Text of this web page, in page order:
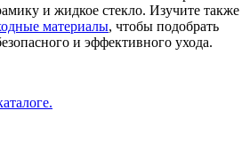
и жидкое стекло. Изучите также
материалы, чтобы подобрать
и эффективного ухода.